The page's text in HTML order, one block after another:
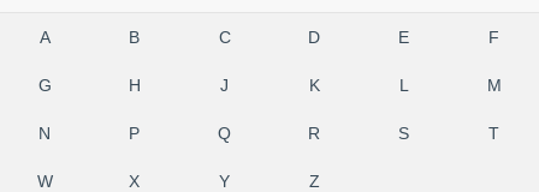
A B C D E F
G H J K L M
N P Q R S T
W X Y Z